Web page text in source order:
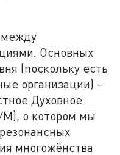
между
Основных
(поскольку есть
организации) –
Духовное
о котором мы
многожёнства